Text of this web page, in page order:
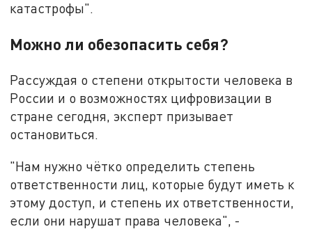
катастрофы".
Можно ли обезопасить себя?
Рассуждая о степени открытости человека в
России и о возможностях цифровизации в
стране сегодня, эксперт призывает
остановиться.
"Нам нужно чётко определить степень
ответственности лиц, которые будут иметь к
этому доступ, и степень их ответственности,
если они нарушат права человека", -